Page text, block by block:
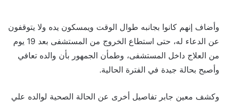
وأضاف إنهم كانوا بجانبه طوال الوقت ويمسكون يده ولا يتوقفون
عن الدعاء له، حتى استطاع الخروج من المستشفى بعد 19 يوم
من العلاج داخل المستشفى، وطمأن الجمهور بأن والده تعافي
وأصبح بحالة جيدة في الفترة الحالية.
وكشف معين جابر تفاصيل أخرى عن الحالة الصحية لوالده علي